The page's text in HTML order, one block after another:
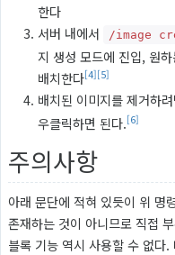
한다
서버 내에서
/image
지 생성 모드에 진입, 원
배치한다[4][5]
배치된 이미지를 제거하려
우클릭하면 된다.[6]
주의사항
아래 문단에 적혀 있듯이 위 명
존재하는 것이 아니므로 직접
블록 기능 역시 사용할 수 없다.